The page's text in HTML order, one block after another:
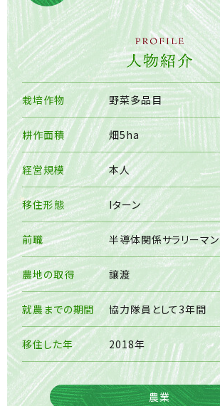
栽培作物 野菜多品目
耕作面積 畑5ha
経営規模 本人
移住形態 Iターン
前職 半導体関係サラリーマン
農地の取得 譲渡
就農までの期間 協力隊員として3年間
移住した年 2018年
農業